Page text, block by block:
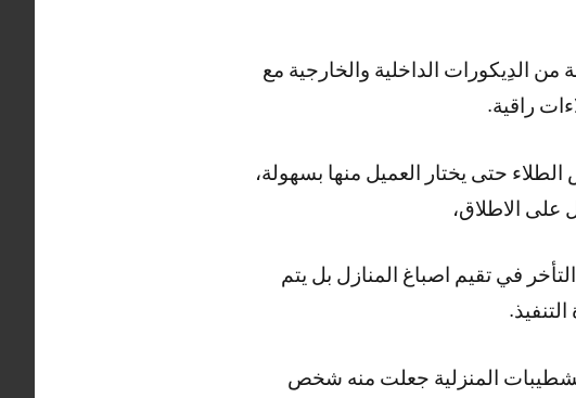
الداخلية والخارجية مع
راقية.
حتى يختار العميل منها بسهولة،
الاطلاق،
في تقيم اصباغ المنازل بل يتم
المنزلية جعلت منه شخص